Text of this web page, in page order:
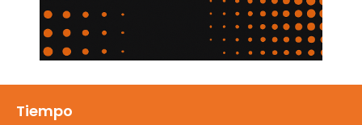
Tiempo